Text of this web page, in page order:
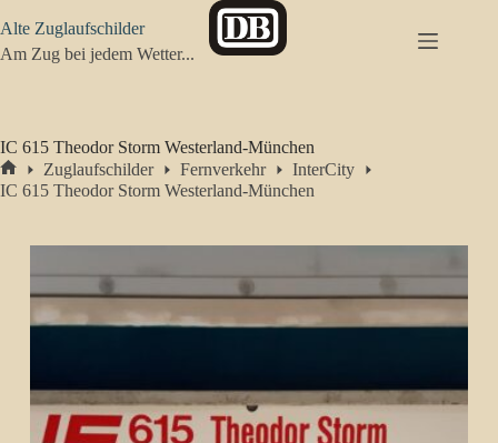
Inhalt
springen
Alte Zuglaufschilder
Am Zug bei jedem Wetter...
IC 615 Theodor Storm Westerland-München
Start
Zuglaufschilder Fernverkehr
InterCity
IC 615 Theodor Storm Westerland-München